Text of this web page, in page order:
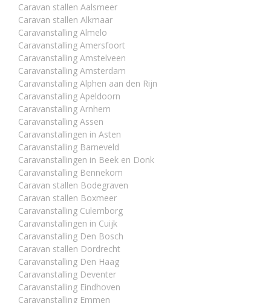
Caravan stallen Aalsmeer
Caravan stallen Alkmaar
Caravanstalling Almelo
Caravanstalling Amersfoort
Caravanstalling Amstelveen
Caravanstalling Amsterdam
Caravanstalling Alphen aan den Rijn
Caravanstalling Apeldoorn
Caravanstalling Arnhem
Caravanstalling Assen
Caravanstallingen in Asten
Caravanstalling Barneveld
Caravanstallingen in Beek en Donk
Caravanstalling Bennekom
Caravan stallen Bodegraven
Caravan stallen Boxmeer
Caravanstalling Culemborg
Caravanstallingen in Cuijk
Caravanstalling Den Bosch
Caravan stallen Dordrecht
Caravanstalling Den Haag
Caravanstalling Deventer
Caravanstalling Eindhoven
Caravanstalling Emmen